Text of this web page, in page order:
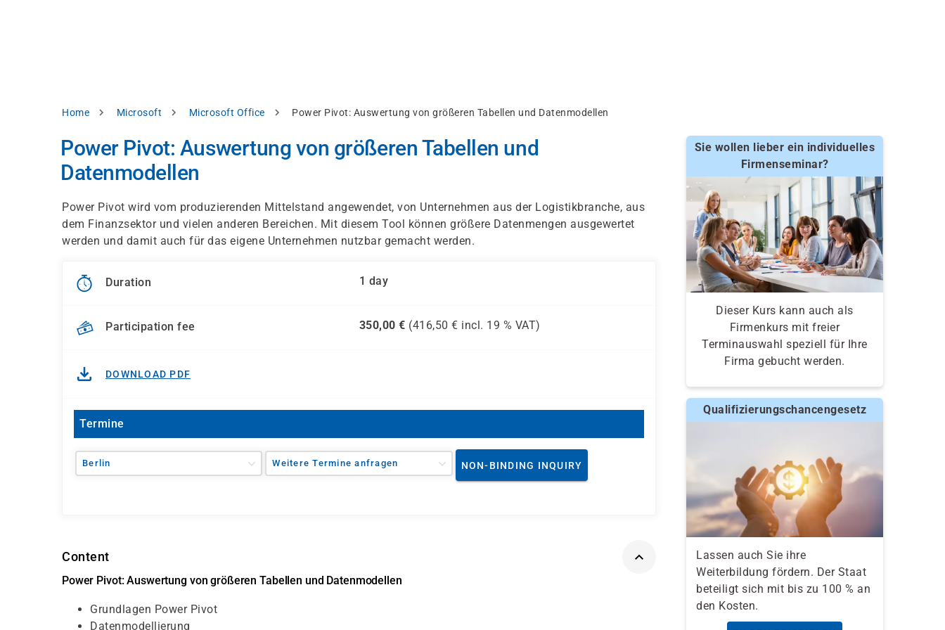
Breadcrumb
Home Microsoft Microsoft Office Power Pivot: Auswertung von größeren Tabellen und Datenmodellen
Power Pivot: Auswertung von größeren Tabellen und
Datenmodellen
Power Pivot wird vom produzierenden Mittelstand angewendet, von Unternehmen aus der Logistikbranche, aus
dem Finanzsektor und vielen anderen Bereichen. Mit diesem Tool können größere Datenmengen ausgewertet
werden und damit auch für das eigene Unternehmen nutzbar gemacht werden.
Duration 1 day
Participation fee 350,00 € (416,50 € incl. 19 % VAT)
DOWNLOAD PDF
Termine
Berlin Weitere Termine anfragen NON-BINDING INQUIRY
Content
Power Pivot: Auswertung von größeren Tabellen und Datenmodellen
Grundlagen Power Pivot
Datenmodellierung
Sie wollen lieber ein individuelles
Firmenseminar?
Dieser Kurs kann auch als
Firmenkurs mit freier
Terminauswahl speziell für Ihre
Firma gebucht werden.
Qualifizierungschancengesetz
Lassen auch Sie ihre
Weiterbildung fördern. Der Staat
beteiligt sich mit bis zu 100 % an
den Kosten.